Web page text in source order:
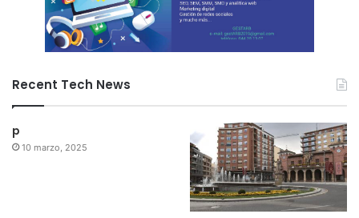
Recent Tech News
p
10 marzo, 2025